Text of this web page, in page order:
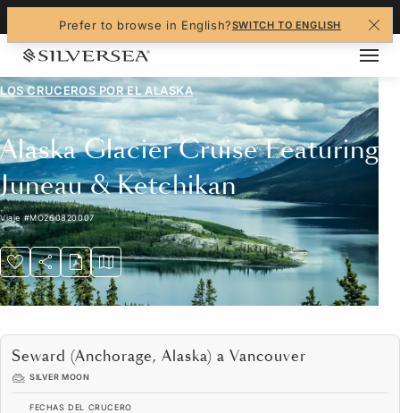
Prefer to browse in English?SWITCH TO ENGLISH
LOS CRUCEROS POR EL ALASKA
Alaska Glacier Cruise Featuring
Juneau & Ketchikan
Viaje #MO260820007
Seward (Anchorage, Alaska) a Vancouver
SILVER MOON
FECHAS DEL CRUCERO